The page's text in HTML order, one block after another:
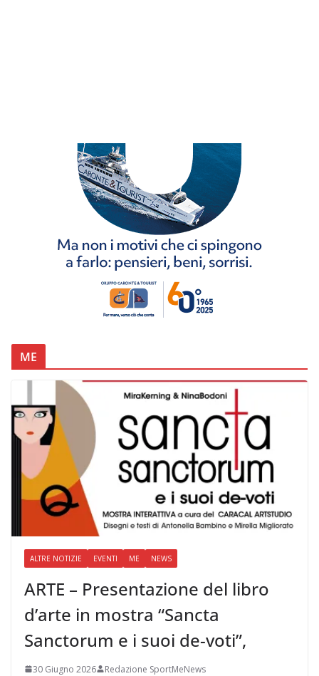
ME
ALTRE NOTIZIE EVENTI ME NEWS
ARTE – Presentazione del libro
d’arte in mostra “Sancta
Sanctorum e i suoi de-voti”,
30 Giugno 2026 Redazione SportMeNews